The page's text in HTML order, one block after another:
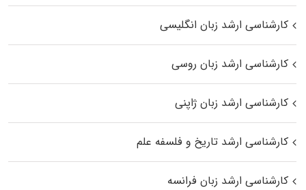
کارشناسی ارشد زبان انگلیسی
کارشناسی ارشد زبان روسی
کارشناسی ارشد زبان ژاپنی
کارشناسی ارشد تاریخ و فلسفه علم
کارشناسی ارشد زبان فرانسه